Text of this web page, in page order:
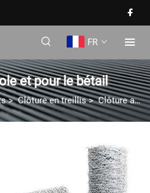
FR
et pour le bétail
>Clôture en treillis>Clôture agricole et pour le bétail